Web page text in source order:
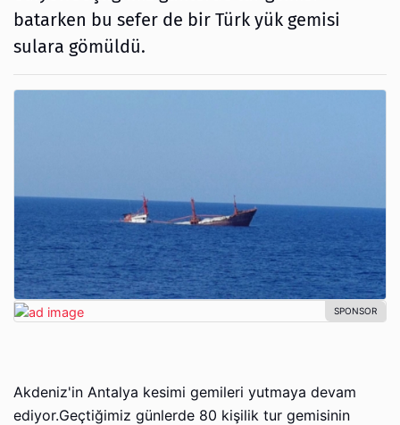
batarken bu sefer de bir Türk yük gemisi
sulara gömüldü.
Akdeniz'in Antalya kesimi gemileri yutmaya devam
ediyor.Geçtiğimiz günlerde 80 kişilik tur gemisinin